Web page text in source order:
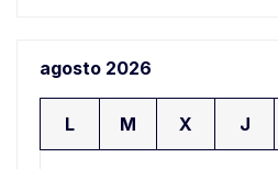
agosto 2026
L M X J